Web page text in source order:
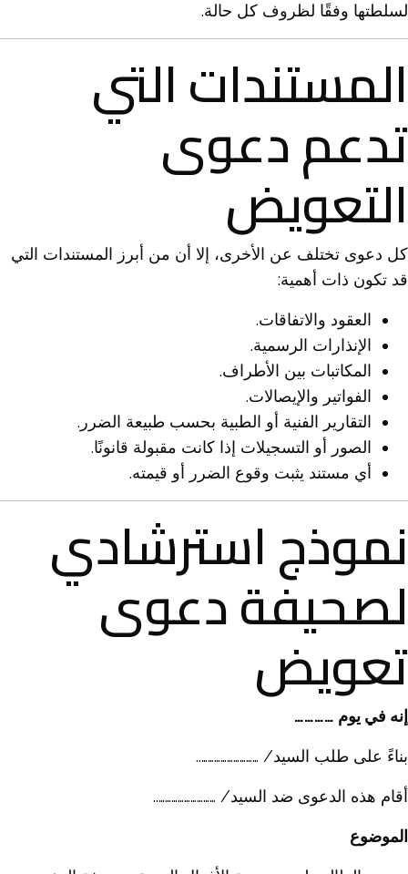
لسلطتها وفقًا لظروف كل حالة.
المستندات التي
تدعم دعوى
التعويض
كل دعوى تختلف عن الأخرى، إلا أن من أبرز المستندات التي
قد تكون ذات أهمية:
العقود والاتفاقات.
الإنذارات الرسمية.
المكاتبات بين الأطراف.
الفواتير والإيصالات.
التقارير الفنية أو الطبية بحسب طبيعة الضرر.
الصور أو التسجيلات إذا كانت مقبولة قانونًا.
أي مستند يثبت وقوع الضرر أو قيمته.
نموذج استرشادي
لصحيفة دعوى
تعويض
إنه في يوم …………
بناءً على طلب السيد/ ………………………..
أقام هذه الدعوى ضد السيد/ ………………………..
الموضوع